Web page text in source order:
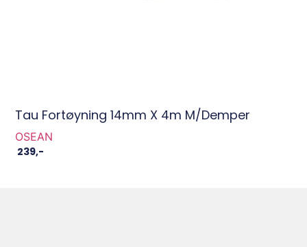
Tau Fortøyning 14mm X 4m M/Demper
OSEAN
239,-